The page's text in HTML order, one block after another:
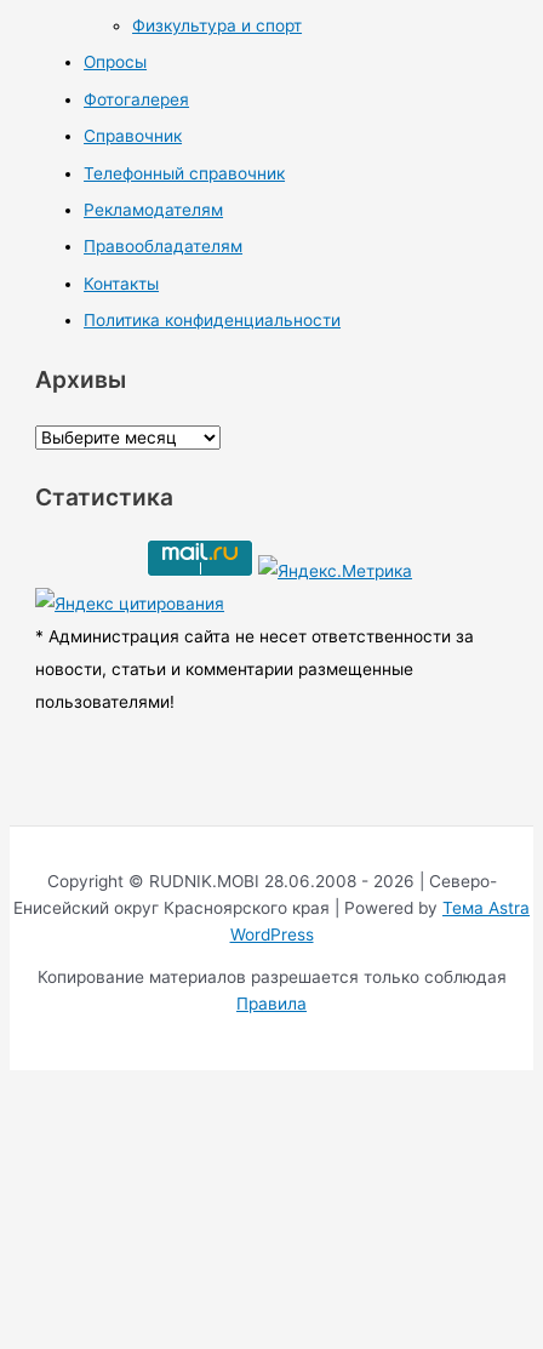
Физкультура и спорт
Опросы
Фотогалерея
Справочник
Телефонный справочник
Рекламодателям
Правообладателям
Контакты
Политика конфиденциальности
Архивы
А
х
ы
Статистика
* Администрация сайта не несет ответственности за
новости, статьи и комментарии размещенные
пользователями!
Copyright © RUDNIK.MOBI 28.06.2008 - 2026 | Северо-
Енисейский округ Красноярского края | Powered by Тема Astra
WordPress
Копирование материалов разрешается только соблюдая
Правила